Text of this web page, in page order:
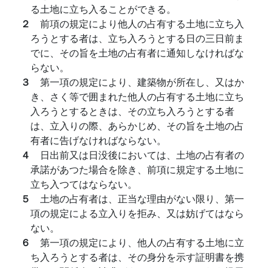
る土地に立ち入ることができる。
２ 前項の規定により他人の占有する土地に立ち入
ろうとする者は、立ち入ろうとする日の三日前ま
でに、その旨を土地の占有者に通知しなければな
らない。
３ 第一項の規定により、建築物が所在し、又はか
き、さく等で囲まれた他人の占有する土地に立ち
入ろうとするときは、その立ち入ろうとする者
は、立入りの際、あらかじめ、その旨を土地の占
有者に告げなければならない。
４ 日出前又は日没後においては、土地の占有者の
承諾があつた場合を除き、前項に規定する土地に
立ち入つてはならない。
５ 土地の占有者は、正当な理由がない限り、第一
項の規定による立入りを拒み、又は妨げてはなら
ない。
６ 第一項の規定により、他人の占有する土地に立
ち入ろうとする者は、その身分を示す証明書を携